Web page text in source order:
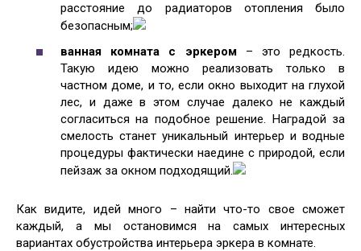
расстояние до радиаторов отопления было
безопасным;
ванная комната с эркером– это редкость.
Такую идею можно реализовать только в
частном доме, и то, если окно выходит на глухой
лес, и даже в этом случае далеко не каждый
согласиться на подобное решение. Наградой за
смелость станет уникальный интерьер и водные
процедуры фактически наедине с природой, если
пейзаж за окном подходящий.
Как видите, идей много – найти что-то свое сможет
каждый, а мы остановимся на самых интересных
вариантах обустройства интерьера эркера в комнате.